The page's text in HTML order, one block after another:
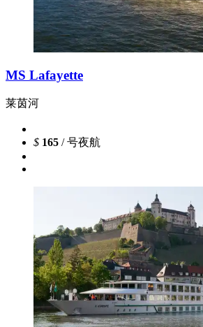
MS Lafayette
莱茵河
$ 165 / 号夜航